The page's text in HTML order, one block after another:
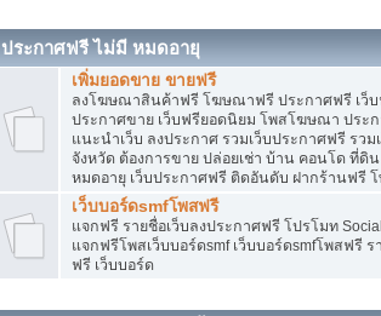
ประกาศฟรี ไม่มี หมดอายุ
เพิ่มยอดขาย ขายฟรี
ลงโฆษณาสินค้าฟรี โฆษณาฟรี ประกาศฟรี เว็บ
ประกาศขาย เว็บฟรียอดนิยม โพสโฆษณา ประ
แนะนำเว็บ ลงประกาศ รวมเว็บประกาศฟรี รว
จังหวัด ต้องการขาย ปล่อยเช่า บ้าน คอนโด ที่
หมดอายุ เว็บประกาศฟรี ติดอันดับ ฝากร้านฟรี
เว็บบอร์ดsmfโพสฟรี
แจกฟรี รายชื่อเว็บลงประกาศฟรี โปรโมท
แจกฟรีโพสเว็บบอร์ดsmf เว็บบอร์ดsmfโพสฟรี
ฟรี เว็บบอร์ด